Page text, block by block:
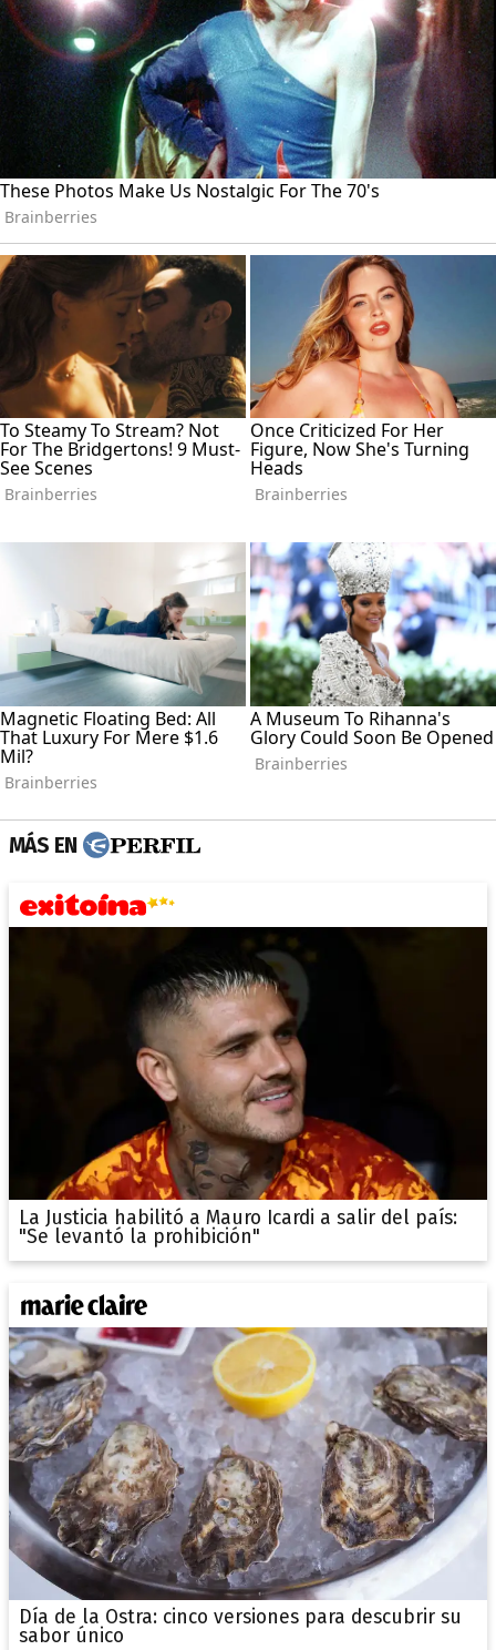
MÁS EN
La Justicia habilitó a Mauro Icardi a salir del país:
"Se levantó la prohibición"
Día de la Ostra: cinco versiones para descubrir su
sabor único